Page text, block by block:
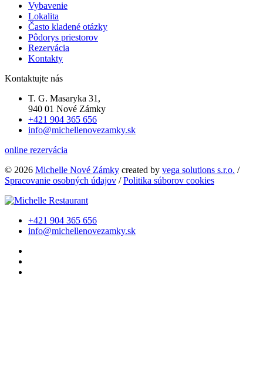
Vybavenie
Lokalita
Často kladené otázky
Pôdorys priestorov
Rezervácia
Kontakty
Kontaktujte nás
T. G. Masaryka 31,
940 01 Nové Zámky
+421 904 365 656
info@michellenovezamky.sk
online rezervácia
© 2026 Michelle Nové Zámky created by vega solutions s.r.o. /
Spracovanie osobných údajov /Politika súborov cookies
+421 904 365 656
info@michellenovezamky.sk